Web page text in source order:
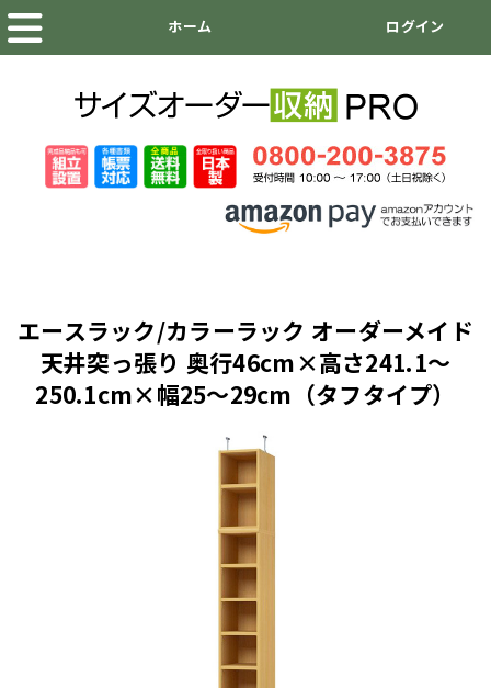
エースラック/カラーラック オーダーメイド
天井突っ張り 奥行46cm×高さ241.1～
250.1cm×幅25～29cm（タフタイプ）